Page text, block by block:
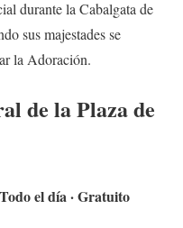
durante la Cabalgata de
sus majestades se
la Adoración.
de la Plaza de
el día · Gratuito